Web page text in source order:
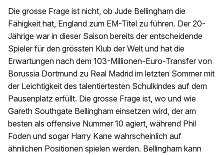
Die grosse Frage ist nicht, ob Jude Bellingham die
Fähigkeit hat, England zum EM-Titel zu führen. Der 20-
Jährige war in dieser Saison bereits der entscheidende
Spieler für den grössten Klub der Welt und hat die
Erwartungen nach dem 103-Millionen-Euro-Transfer von
Borussia Dortmund zu Real Madrid im letzten Sommer mit
der Leichtigkeit des talentiertesten Schulkindes auf dem
Pausenplatz erfüllt. Die grosse Frage ist, wo und wie
Gareth Southgate Bellingham einsetzen wird, der am
besten als offensive Nummer 10 agiert, während Phil
Foden und sogar Harry Kane wahrscheinlich auf
ähnlichen Positionen spielen werden. Bellingham kann